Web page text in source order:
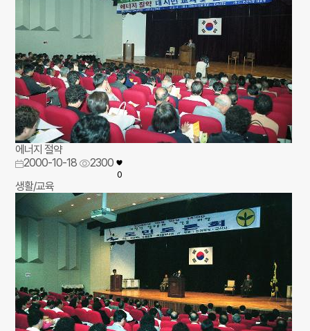
에너지 절약
2000-10-18
2300
0
생활/교육